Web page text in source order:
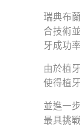
瑞典布
合技術
牙成功
由於植
使得植
並進一
最具挑